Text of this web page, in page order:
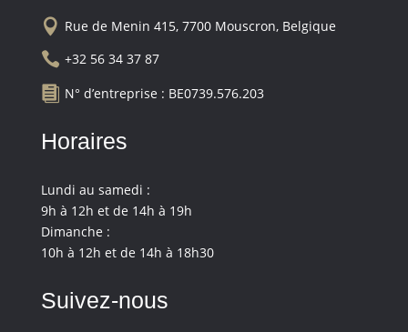
 Rue de Menin 415, 7700 Mouscron, Belgique
 +32 56 34 37 87
 N° d’entreprise : BE0739.576.203
Horaires
Lundi au samedi :
9h à 12h et de 14h à 19h
Dimanche :
10h à 12h et de 14h à 18h30
Suivez-nous